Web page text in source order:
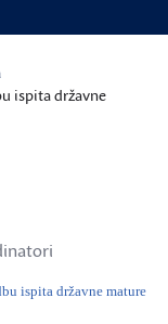
ispita državne
ispita državne mature